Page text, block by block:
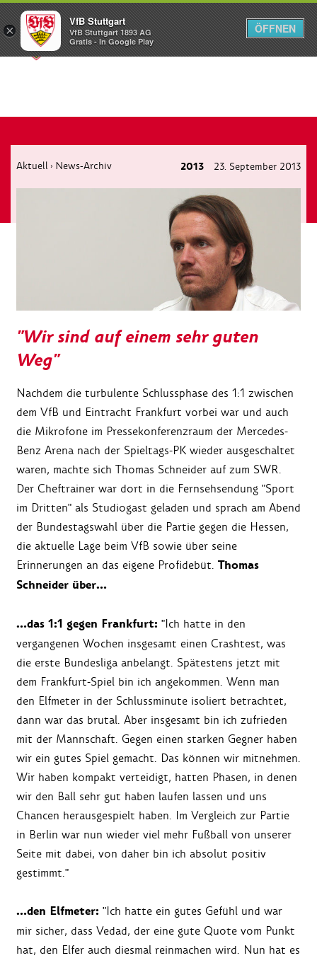
Menü
Aktuell › News-Archiv 2013 23. September 2013
"Wir sind auf einem sehr guten
Weg"
Nachdem die turbulente Schlussphase des 1:1 zwischen
dem VfB und Eintracht Frankfurt vorbei war und auch
die Mikrofone im Pressekonferenzraum der Mercedes-
Benz Arena nach der Spieltags-PK wieder ausgeschaltet
waren, machte sich Thomas Schneider auf zum SWR.
Der Cheftrainer war dort in die Fernsehsendung "Sport
im Dritten" als Studiogast geladen und sprach am Abend
der Bundestagswahl über die Partie gegen die Hessen,
die aktuelle Lage beim VfB sowie über seine
Erinnerungen an das eigene Profidebüt. Thomas
Schneider über…
…das 1:1 gegen Frankfurt: "Ich hatte in den
vergangenen Wochen insgesamt einen Crashtest, was
die erste Bundesliga anbelangt. Spätestens jetzt mit
dem Frankfurt-Spiel bin ich angekommen. Wenn man
den Elfmeter in der Schlussminute isoliert betrachtet,
dann war das brutal. Aber insgesamt bin ich zufrieden
mit der Mannschaft. Gegen einen starken Gegner haben
wir ein gutes Spiel gemacht. Das können wir mitnehmen.
Wir haben kompakt verteidigt, hatten Phasen, in denen
wir den Ball sehr gut haben laufen lassen und uns
Chancen herausgespielt haben. Im Vergleich zur Partie
in Berlin war nun wieder viel mehr Fußball von unserer
Seite mit dabei, von daher bin ich absolut positiv
gestimmt."
…den Elfmeter: "Ich hatte ein gutes Gefühl und war
mir sicher, dass Vedad, der eine gute Quote vom Punkt
hat, den Elfer auch diesmal reinmachen wird. Nun hat es
×
VfB Stuttgart
VfB Stuttgart 1893 AG
Gratis - In Google Play
ÖFFNEN